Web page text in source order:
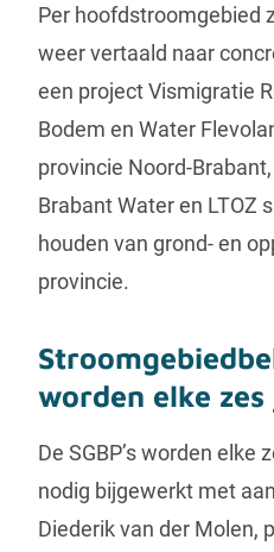
Per hoofdstroomgebied
weer vertaald naar
een project Vismigratie
Bodem en Water
provincie Noord-
Brabant Water en LTOZ
houden van grond- en
provincie.
worden elke
De SGBP’s worden elke
nodig bijgewerkt met
Diederik van der Molen,